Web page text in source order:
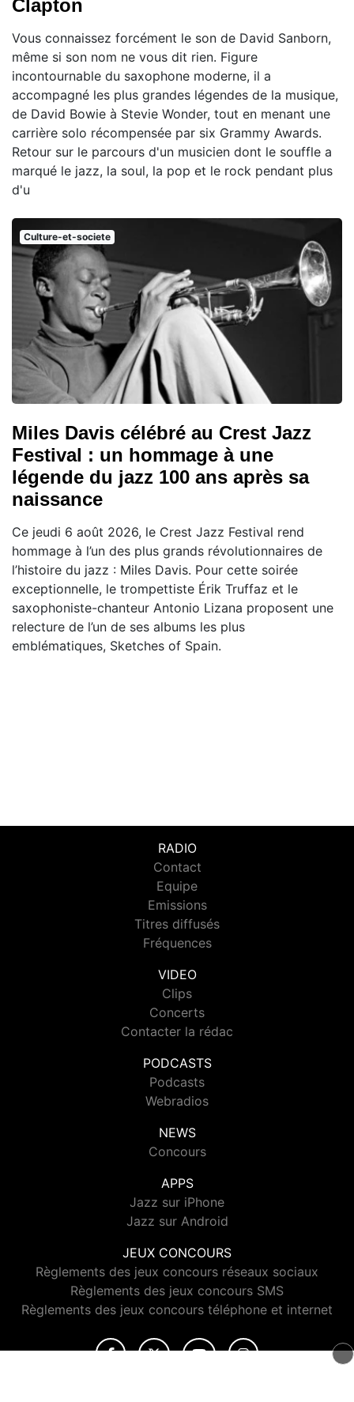
Clapton
Vous connaissez forcément le son de David Sanborn,
même si son nom ne vous dit rien. Figure
incontournable du saxophone moderne, il a
accompagné les plus grandes légendes de la musique,
de David Bowie à Stevie Wonder, tout en menant une
carrière solo récompensée par six Grammy Awards.
Retour sur le parcours d'un musicien dont le souffle a
marqué le jazz, la soul, la pop et le rock pendant plus
d'u
Culture-et-societe
Miles Davis célébré au Crest Jazz
Festival : un hommage à une
légende du jazz 100 ans après sa
naissance
Ce jeudi 6 août 2026, le Crest Jazz Festival rend
hommage à l’un des plus grands révolutionnaires de
l’histoire du jazz : Miles Davis. Pour cette soirée
exceptionnelle, le trompettiste Érik Truffaz et le
saxophoniste-chanteur Antonio Lizana proposent une
relecture de l’un de ses albums les plus
emblématiques, Sketches of Spain.
RADIO
Contact
Equipe
Emissions
Titres diffusés
Fréquences
VIDEO
Clips
Concerts
Contacter la rédac
PODCASTS
Podcasts
Webradios
NEWS
Concours
APPS
Jazz sur iPhone
Jazz sur Android
JEUX CONCOURS
Règlements des jeux concours réseaux sociaux
Règlements des jeux concours SMS
Règlements des jeux concours téléphone et internet